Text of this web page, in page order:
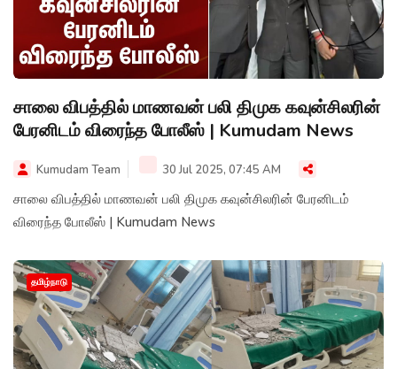
சாலை விபத்தில் மாணவன் பலி திமுக கவுன்சிலரின்
பேரனிடம் விரைந்த போலீஸ் | Kumudam News
Kumudam Team 30 Jul 2025, 07:45 AM
சாலை விபத்தில் மாணவன் பலி திமுக கவுன்சிலரின் பேரனிடம்
விரைந்த போலீஸ் | Kumudam News
தமிழ்நாடு